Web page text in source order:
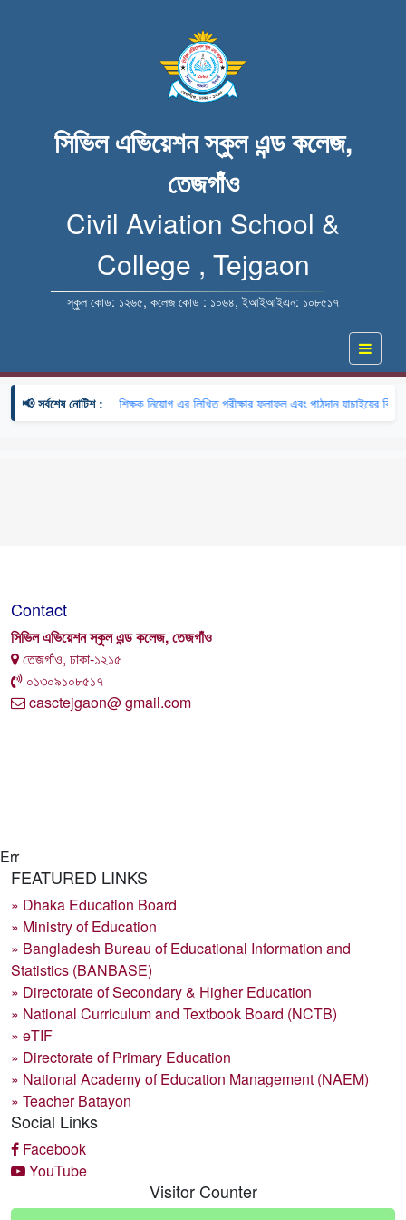
সিভিল এভিয়েশন স্কুল এন্ড কলেজ,
তেজগাঁও
Civil Aviation School &
College , Tejgaon
স্কুল কোড: ১২৬৫, কলেজ কোড : ১০৬৪, ইআইআইএন: ১০৮৫১৭
📢 সর্বশেষ নোটিশ :
🔹 খন্ডকালীন শিক্ষক নিয়োগ এর লিখিত পরীক্ষার ফলাফল এবং পাঠদান যাচাইয়ের বিষয়
Contact
সিভিল এভিয়েশন স্কুল এন্ড কলেজ, তেজগাঁও
তেজগাঁও, ঢাকা-১২১৫
০১৩০৯১০৮৫১৭
casctejgaon@ gmail.com
Err
FEATURED LINKS
» Dhaka Education Board
» Ministry of Education
» Bangladesh Bureau of Educational Information and
Statistics (BANBASE)
» Directorate of Secondary & Higher Education
» National Curriculum and Textbook Board (NCTB)
» eTIF
» Directorate of Primary Education
» National Academy of Education Management (NAEM)
» Teacher Batayon
Social Links
Facebook
YouTube
Visitor Counter